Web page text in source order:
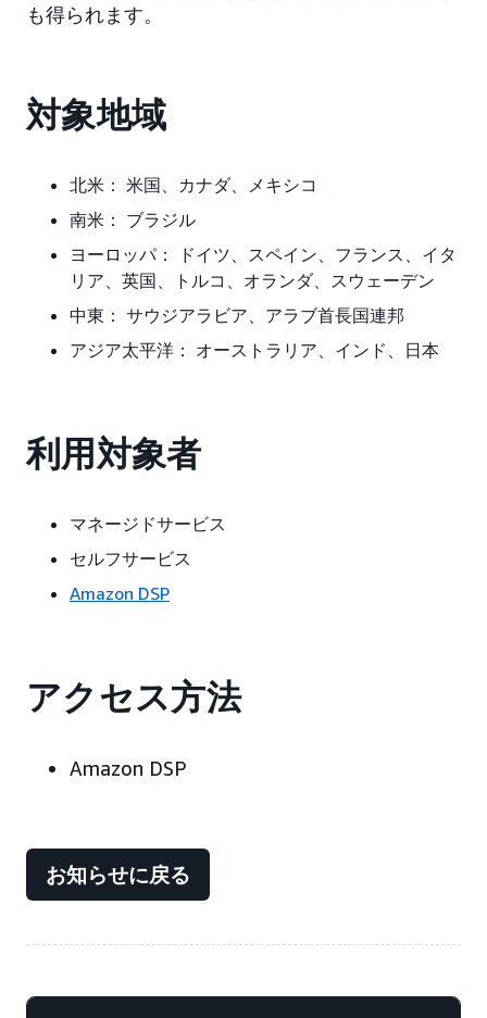
も得られます。
対象地域
北米： 米国、カナダ、メキシコ
南米： ブラジル
ヨーロッパ：
ドイツ、スペイン、フランス、イタ
リア、英国、トルコ、オランダ、スウェーデン
中東： サウジアラビア、アラブ首長国連邦
アジア太平洋： オーストラリア、インド、日本
利用対象者
マネージドサービス
セルフサービス
Amazon DSP
アクセス方法
Amazon DSP
お知らせに戻る